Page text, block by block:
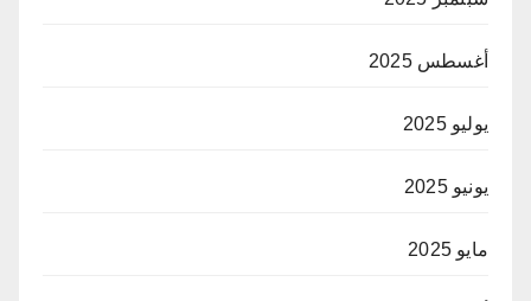
أغسطس 2025
يوليو 2025
يونيو 2025
مايو 2025